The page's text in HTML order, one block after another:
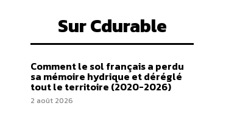
Sur Cdurable
Comment le sol français a perdu
sa mémoire hydrique et déréglé
tout le territoire (2020-2026)
2 août 2026